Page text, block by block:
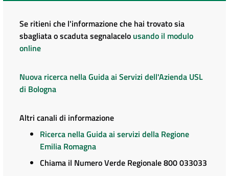
Se ritieni che l'informazione che hai trovato sia
sbagliata o scaduta segnalacelo usando il modulo
online
Nuova ricerca nella Guida ai Servizi dell'Azienda USL
di Bologna
Altri canali di informazione
Ricerca nella Guida ai servizi della Regione
Emilia Romagna
Chiama il Numero Verde Regionale 800 033033